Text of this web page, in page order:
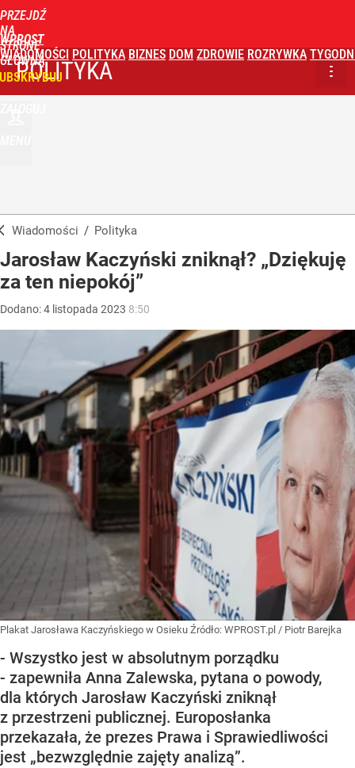
PRZEJDŹ
NA
STRONĘ
GŁÓWNĄ
WPROST
WIADOMOŚCI POLITYKA BIZNES DOM ZDROWIE ROZRYWKA
POLITYKA
Wiadomości / Polityka
Jarosław Kaczyński zniknął? „Dziękuję
za ten niepokój”
Dodano:4 listopada 2023 8:50
Plakat Jarosława Kaczyńskiego w Osieku Źródło: WPROST.pl / Piotr Barejka
- Wszystko jest w absolutnym porządku
- zapewniła Anna Zalewska, pytana o powody,
dla których Jarosław Kaczyński zniknął
z przestrzeni publicznej. Europosłanka
przekazała, że prezes Prawa i Sprawiedliwości
jest „bezwzględnie zajęty analizą”.